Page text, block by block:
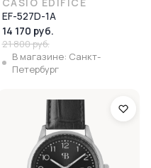
EF-527D-1A
14 170 руб.
21 800 руб.
В магазине: Санкт-
Петербург